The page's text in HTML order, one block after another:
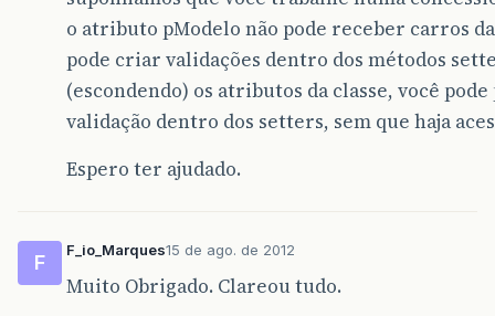
o atributo pModelo não pode receber carros
pode criar validações dentro dos métodos
(escondendo) os atributos da classe, você
validação dentro dos setters, sem que haja
Espero ter ajudado.
F
F_io_Marques15 de ago. de 2012
Muito Obrigado. Clareou tudo.